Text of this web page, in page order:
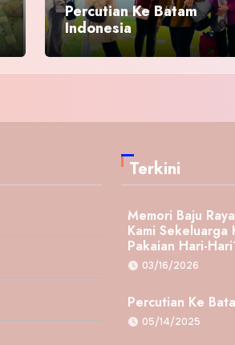
Percutian Ke Batam
Indonesia
Terkini
Memori Baju
Kami Sekeluarga
Pakaian Hari-
03/16/2026
Percutian Ke
05/14/2025